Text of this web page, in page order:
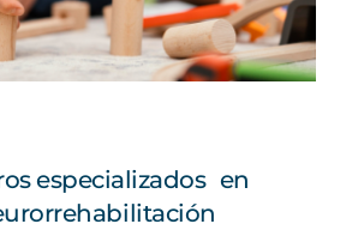
especializados en